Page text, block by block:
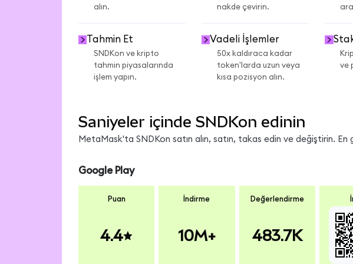
alın.
nakde çevirin.
Tahmin Et
SNDKon ve kripto
tahmin piyasalarında
işlem yapın.
Vadeli İşlemler
50x kaldıraca kadar
token'larda uzun veya
kısa pozisyon alın.
ve
Saniyeler içinde SNDKon edinin
MetaMask'ta SNDKon satın alın, satın, takas edin ve değiştirin. En
Google Play
Puan
4.4
İndirme
10M+
Değerlendirme
483.7K